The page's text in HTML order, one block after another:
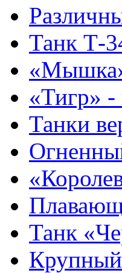
Танк Т-
«Тигр» -
Танки
Танк